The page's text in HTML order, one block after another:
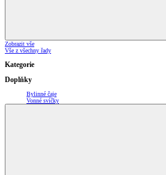
Zobrazit vše
Vše z všechny řady
Kategorie
Doplňky
Bylinné čaje
Vonné svíčky